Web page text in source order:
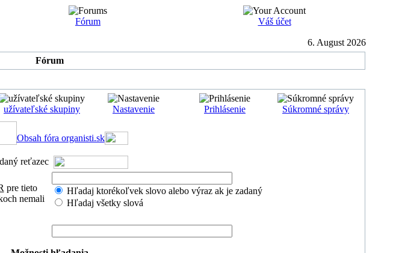
Fórum Váš účet
6. August 2026
Fórum
užívateľské skupiny Nastavenie Prihlásenie Súkromné správy
Obsah fóra organisti.sk
reťazec
pre tieto
nemali
Hľadaj ktorékoľvek slovo alebo výraz ak je zadaný
Hľadaj všetky slová